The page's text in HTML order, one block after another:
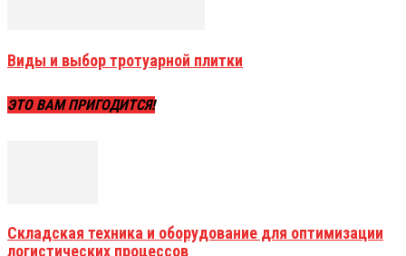
Виды и выбор тротуарной плитки
ЭТО ВАМ ПРИГОДИТСЯ!
Складская техника и оборудование для оптимизации
логистических процессов